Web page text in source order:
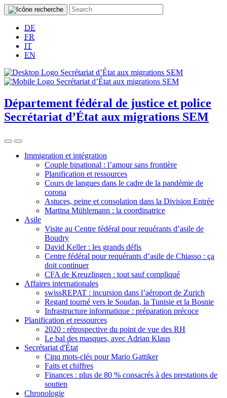
DE
FR
IT
EN
Département fédéral de justice et police
Secrétariat d’État aux migrations SEM
Immigration et intégration
Couple binational : l’amour sans frontière
Planification et ressources
Cours de langues dans le cadre de la pandémie de
corona
Astuces, peine et consolation dans la Division Entrée
Martina Mühlemann : la coordinatrice
Asile
Visite au Centre fédéral pour requérants d’asile de
Boudry
David Keller : les grands défis
Centre fédéral pour requérants d’asile de Chiasso : ça
doit continuer
CFA de Kreuzlingen : tout sauf compliqué
Affaires internationales
swissREPAT : incursion dans l’aéroport de Zurich
Regard tourné vers le Soudan, la Tunisie et la Bosnie
Infrastructure informatique : préparation précoce
Planification et ressources
2020 : rétrospective du point de vue des RH
Le bal des masques, avec Adrian Klaus
Secrétariat d'État
Cinq mots-clés pour Mario Gattiker
Faits et chiffres
Finances : plus de 80 % consacrés à des prestations de
soutien
Chronologie